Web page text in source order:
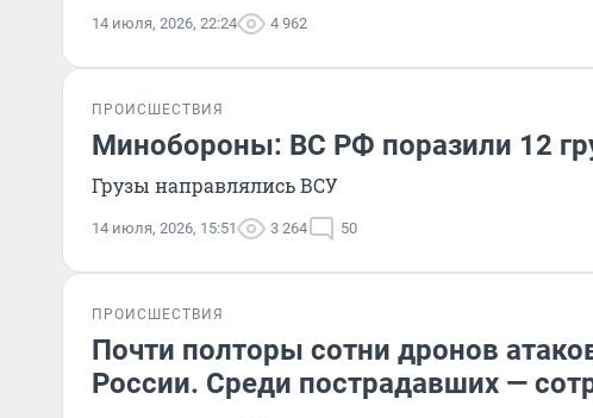
14 июля, 2026, 22:24 4 962
ПРОИСШЕСТВИЯ
Минобороны: ВС РФ поразили 12
Грузы направлялись ВСУ
14 июля, 2026, 15:51 3 264 50
ПРОИСШЕСТВИЯ
Почти полторы сотни дронов
России. Среди пострадавших —